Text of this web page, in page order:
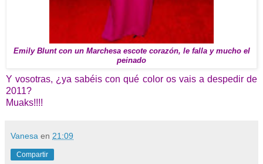
Emily Blunt con un Marchesa escote corazón, le falla y mucho el
peinado
Y vosotras, ¿ya sabéis con qué color os vais a despedir de
2011?
Muaks!!!!
Vanesa en 21:09
Compartir